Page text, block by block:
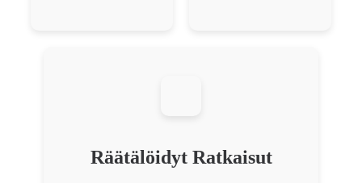
Räätälöidyt Ratkaisut